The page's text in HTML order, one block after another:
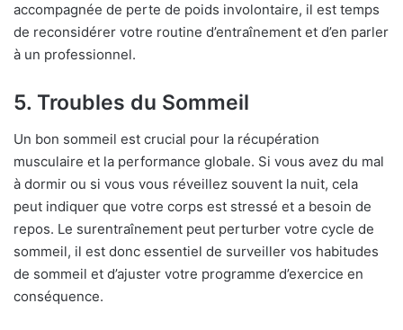
accompagnée de perte de poids involontaire, il est temps
de reconsidérer votre routine d’entraînement et d’en parler
à un professionnel.
5. Troubles du Sommeil
Un bon sommeil est crucial pour la récupération
musculaire et la performance globale. Si vous avez du mal
à dormir ou si vous vous réveillez souvent la nuit, cela
peut indiquer que votre corps est stressé et a besoin de
repos. Le surentraînement peut perturber votre cycle de
sommeil, il est donc essentiel de surveiller vos habitudes
de sommeil et d’ajuster votre programme d’exercice en
conséquence.